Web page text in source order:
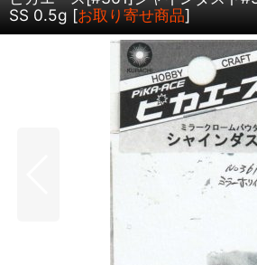
SS 0.5g [お取り寄せ商品]